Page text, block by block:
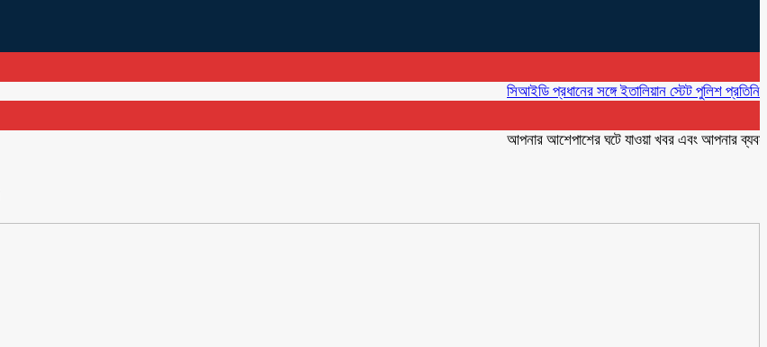
সিআইডি প্রধানের সঙ্গে ইতালিয়ান স্টেট পুলিশ প্রতিনিধির
আপনার আশেপাশের ঘটে যাওয়া খবর এবং আপনার ব্যবসার